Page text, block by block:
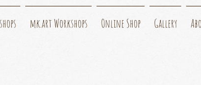
mk.art Workshops Online Shop Gallery